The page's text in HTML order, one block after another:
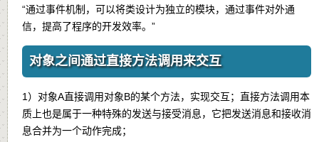
“通过事件机制，可以将类设计为独立的模块，通过事件对外通
信，提高了程序的开发效率。”
对象之间通过直接方法调用来交互
1）对象A直接调用对象B的某个方法，实现交互；直接方法调用本
质上也是属于一种特殊的发送与接受消息，它把发送消息和接收消
息合并为一个动作完成；